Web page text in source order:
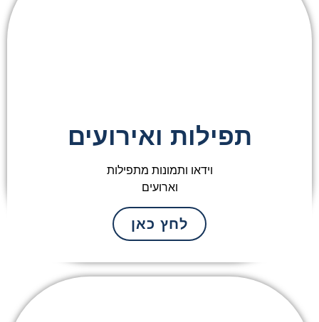
תפילות ואירועים
וידאו ותמונות מתפילות
וארועים
לחץ כאן